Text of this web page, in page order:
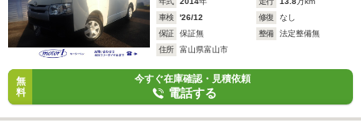
車検
'26/12 修復
なし
保証
保証無 整備
法定整備無
住所
富山県富山市
無
料
今すぐ在庫確認・見積依頼
電話する